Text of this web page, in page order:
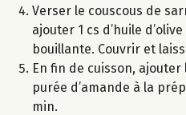
Verser le couscous de
ajouter 1 cs d’huile
bouillante. Couvrir et
En fin de cuisson,
purée d’amande à la
min.